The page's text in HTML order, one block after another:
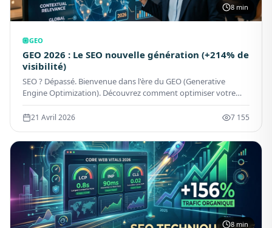
8 min
GEO
GEO 2026 : Le SEO nouvelle génération (+214% de
visibilité)
SEO ? Dépassé. Bienvenue dans l'ère du GEO (Generative
Engine Optimization). Découvrez comment optimiser votre
contenu pour ChatGPT, Gemini et les IA. +214% de visibilité.
21 Avril 2026 7 155
8 min